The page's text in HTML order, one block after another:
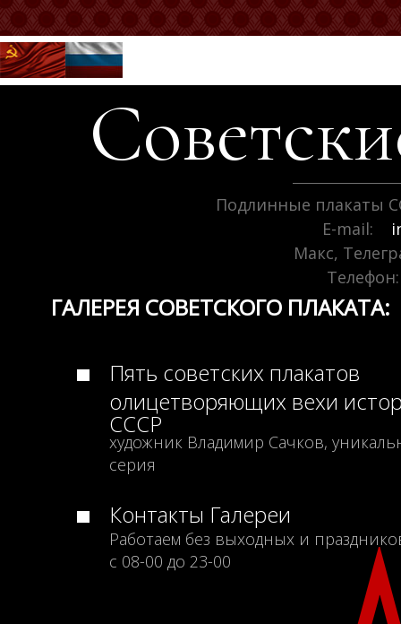
Подлинные плакаты
E-mail:
Макс,
Телефон:
ГАЛЕРЕЯ СОВЕТСКОГО ПЛАКАТА:
Пять советских плакатов
олицетворяющих вехи
СССР
художник Владимир Сачков,
серия
Контакты Галереи
Работаем без выходных и
с 08-00 до 23-00